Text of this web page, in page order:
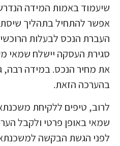
שיעמוד באמות המידה
אפשר להתחיל בתהליך
העברת הנכס לבעלות
סגירת העסקה יישלח שמאי
את מחיר הנכס. במידה רבה,
בהערכה הזאת.
לרוב, טיפים ללקיחת משכנתא
שמאי באופן פרטי ולקבל
לפני הגשת הבקשה למשכנתא.